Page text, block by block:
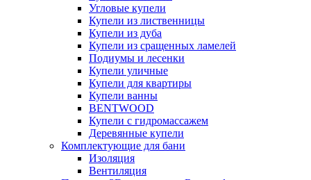
Угловые купели
Купели из лиственницы
Купели из дуба
Купели из сращенных ламелей
Подиумы и лесенки
Купели уличные
Купели для квартиры
Купели ванны
BENTWOOD
Купели с гидромассажем
Деревянные купели
Комплектующие для бани
Изоляция
Вентиляция